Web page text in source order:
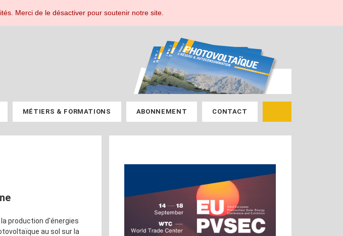
ESPACE ABONNÉ
MÉTIERS & FORMATIONS ABONNEMENT CONTACT
production d'énergies
au sol sur la
Merci de le désactiver pour soutenir notre site.